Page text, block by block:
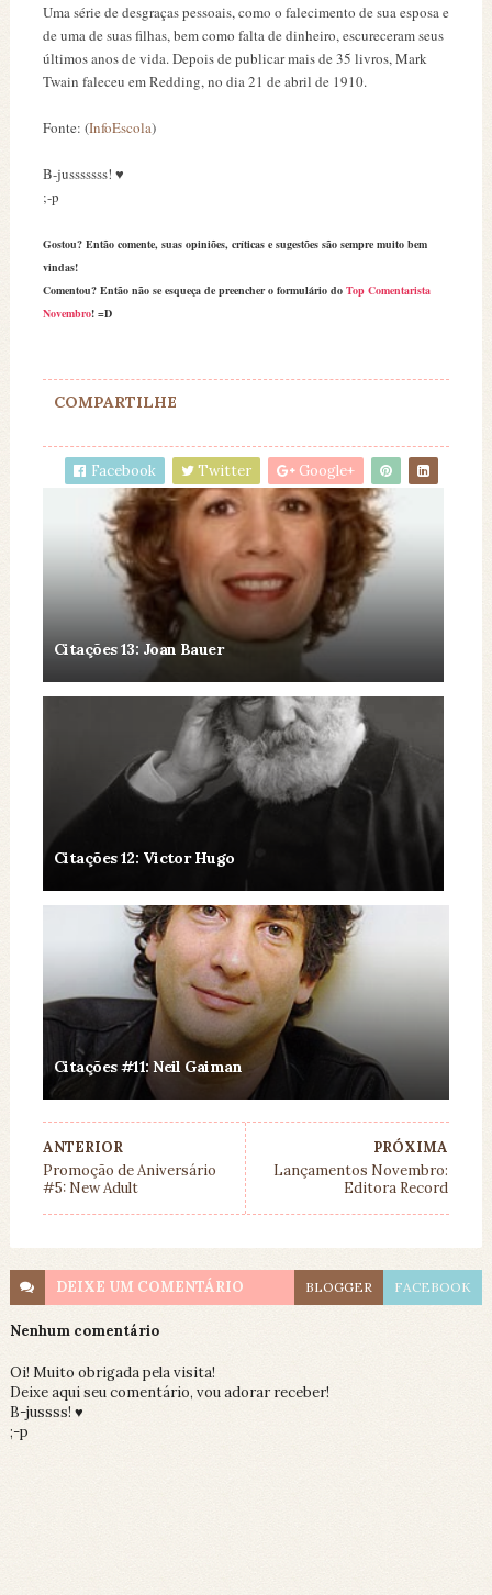
Uma série de desgraças pessoais, como o falecimento de sua esposa e
de uma de suas filhas, bem como falta de dinheiro, escureceram seus
últimos anos de vida. Depois de publicar mais de 35 livros, Mark
Twain faleceu em Redding, no dia 21 de abril de 1910.
Fonte: (InfoEscola)
B-jusssssss! ♥
;-p
Gostou? Então comente, suas opiniões, críticas e sugestões são sempre muito bem
vindas!
Comentou? Então não se esqueça de preencher o formulário do Top Comentarista
Novembro! =D
COMPARTILHE
Facebook Twitter Google+
Citações 13: Joan Bauer
Citações 12: Victor Hugo
Citações #11: Neil Gaiman
PRÓXIMA
Lançamentos Novembro:
Editora Record
ANTERIOR
Promoção de Aniversário
#5: New Adult
DEIXE UM COMENTÁRIO BLOGGER FACEBOOK
Nenhum comentário
Oi! Muito obrigada pela visita!
Deixe aqui seu comentário, vou adorar receber!
B-jussss! ♥
;-p